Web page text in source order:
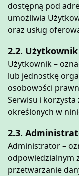
dostępną pod
umożliwia
oraz usług
2.2. Użytkownik
Użytkownik –
lub jednostkę
osobowości
Serwisu i korzysta
określonych w
2.3.
Administrator –
odpowiedzialnym
przetwarzanie